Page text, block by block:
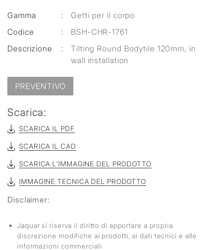
Gamma :
Getti per il corpo
Codice
:
BSH-CHR-1761
Descrizione
:
Tilting Round Bodytile 120mm, in
wall installation
PREVENTIVO
Scarica:
SCARICA IL PDF
SCARICA IL CAD
SCARICA L'IMMAGINE DEL PRODOTTO
IMMAGINE TECNICA DEL PRODOTTO
Disclaimer:
Jaquar si riserva il diritto di apportare a propria
discrezione modifiche ai prodotti, ai dati tecnici e alle
informazioni commerciali